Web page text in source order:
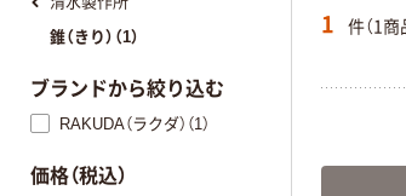
1 件（1商
錐（きり）（1）
ブランドから絞り込む
RAKUDA（ラクダ）（1）
価格（税込）